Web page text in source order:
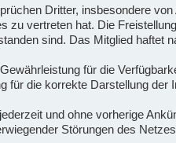
Dritter, insbesondere
zu vertreten hat. Die
sind. Das Mitglied haftet
für die
für die korrekte Darstellung der
und ohne vorherige
Störungen des